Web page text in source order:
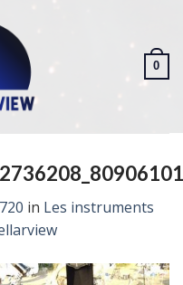
0
in Les instruments